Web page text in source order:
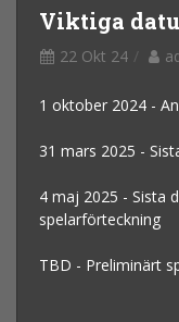
Viktiga
22 Okt 24
1 oktober 2024 -
31 mars 2025 -
4 maj 2025 - Sista
spelarförteckning
TBD - Preliminärt